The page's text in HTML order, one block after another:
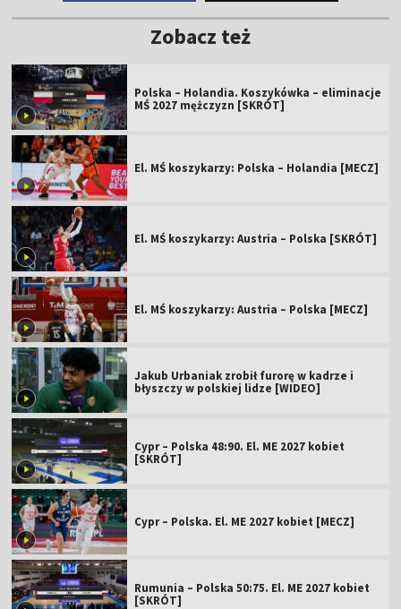
Zobacz też
Polska – Holandia. Koszykówka – eliminacje
MŚ 2027 mężczyzn [SKRÓT]
El. MŚ koszykarzy: Polska – Holandia [MECZ]
El. MŚ koszykarzy: Austria – Polska [SKRÓT]
El. MŚ koszykarzy: Austria – Polska [MECZ]
Jakub Urbaniak zrobił furorę w kadrze i
błyszczy w polskiej lidze [WIDEO]
Cypr – Polska 48:90. El. ME 2027 kobiet
[SKRÓT]
Cypr – Polska. El. ME 2027 kobiet [MECZ]
Rumunia – Polska 50:75. El. ME 2027 kobiet
[SKRÓT]